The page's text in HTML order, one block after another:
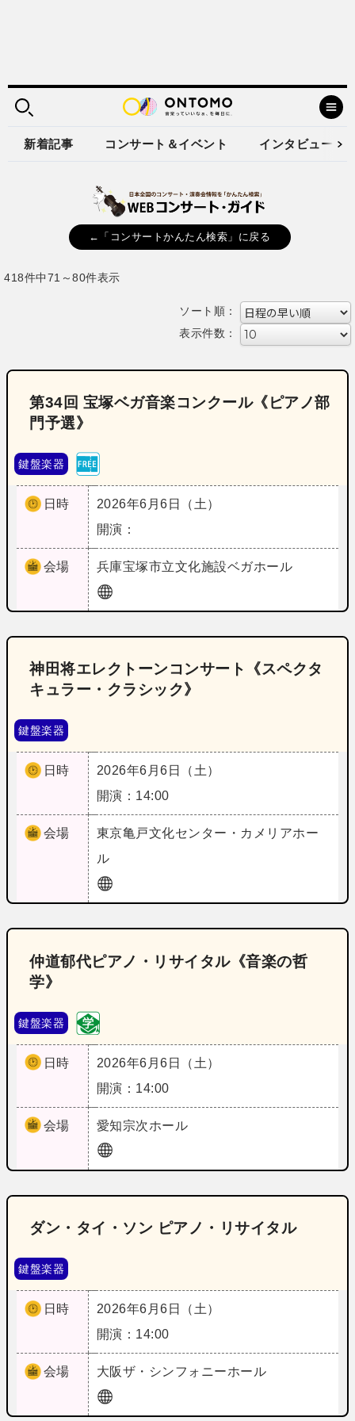
新着記事 コンサート＆イベント インタビュー
←「コンサートかんたん検索」に戻る
418件中71～80件表示
ソート順：
表示件数：
第34回 宝塚ベガ音楽コンクール《ピアノ部
門予選》
鍵盤楽器
日時
2026年6月6日（土）
開演：
会場 兵庫宝塚市立文化施設ベガホール
神田将エレクトーンコンサート《スペクタ
キュラー・クラシック》
鍵盤楽器
日時
2026年6月6日（土）
開演：14:00
会場 東京亀戸文化センター・カメリアホー
ル
仲道郁代ピアノ・リサイタル《音楽の哲
学》
鍵盤楽器
日時
2026年6月6日（土）
開演：14:00
会場 愛知宗次ホール
ダン・タイ・ソン ピアノ・リサイタル
鍵盤楽器
日時
2026年6月6日（土）
開演：14:00
会場 大阪ザ・シンフォニーホール